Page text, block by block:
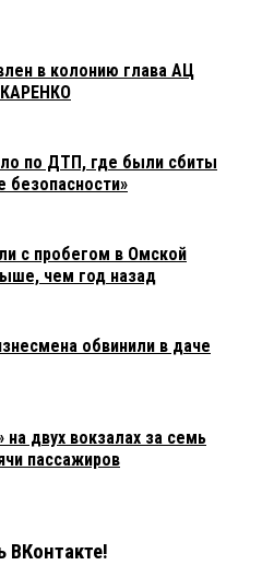
в колонию глава АЦ
по ДТП, где были сбиты
безопасности»
с пробегом в Омской
чем год назад
обвинили в даче
двух вокзалах за семь
пассажиров
ВКонтакте!